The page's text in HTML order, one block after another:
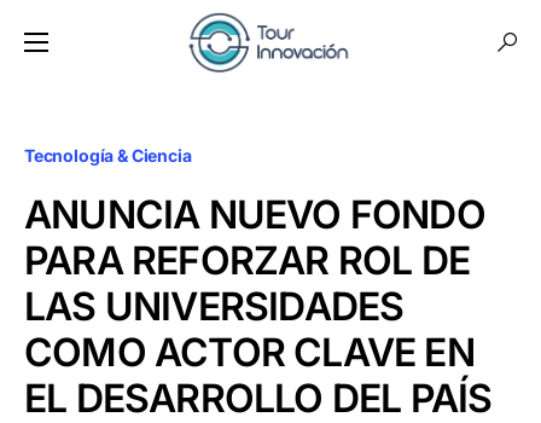
Tecnología & Ciencia
ANUNCIA NUEVO FONDO
PARA REFORZAR ROL DE
LAS UNIVERSIDADES
COMO ACTOR CLAVE EN
EL DESARROLLO DEL PAÍS